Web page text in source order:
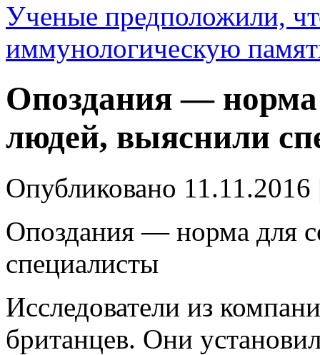
Ученые предположили,
иммунологическую
Опоздания —
людей, выяснили
Опубликовано 11.11.2016
Опоздания — норма для
специалисты
Исследователи из
британцев. Они